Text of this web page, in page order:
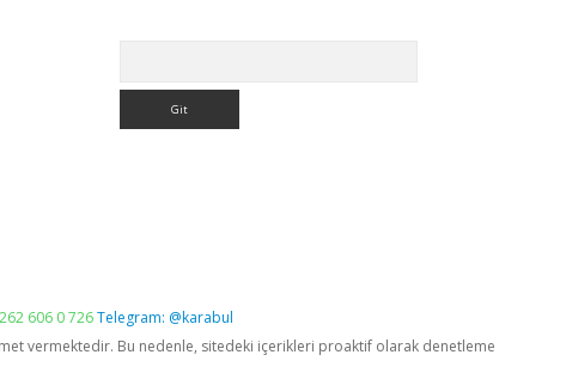
606 0 726Telegram: @karabul
vermektedir. Bu nedenle, sitedeki içerikleri proaktif olarak denetleme